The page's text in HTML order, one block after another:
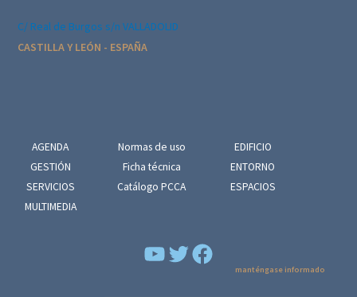
C/ Real de Burgos s/n VALLADOLID
CASTILLA Y LEÓN - ESPAÑA
AGENDA
GESTIÓN
SERVICIOS
MULTIMEDIA
Normas de uso
Ficha técnica
Catálogo PCCA
EDIFICIO
ENTORNO
ESPACIOS
YouTubeFacebook
manténgase informado